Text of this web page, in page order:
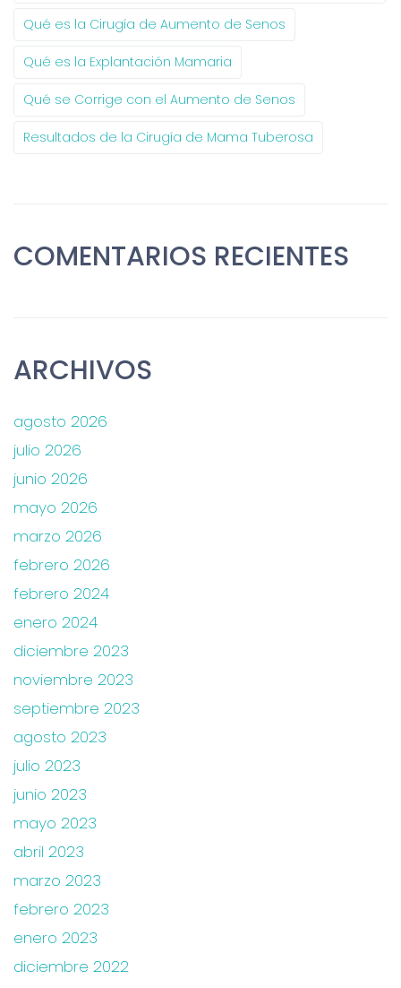
Qué es la Cirugía de Aumento de Senos
Qué es la Explantación Mamaria
Qué se Corrige con el Aumento de Senos
Resultados de la Cirugía de Mama Tuberosa
COMENTARIOS RECIENTES
ARCHIVOS
agosto 2026
julio 2026
junio 2026
mayo 2026
marzo 2026
febrero 2026
febrero 2024
enero 2024
diciembre 2023
noviembre 2023
septiembre 2023
agosto 2023
julio 2023
junio 2023
mayo 2023
abril 2023
marzo 2023
febrero 2023
enero 2023
diciembre 2022